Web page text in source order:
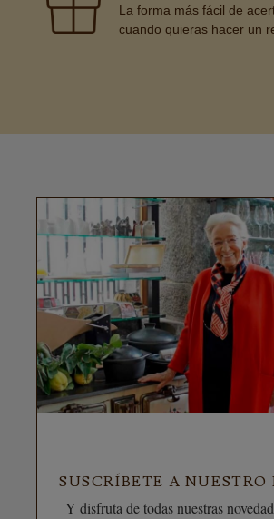
La forma más fácil de
cuando quieras hacer un
SUSCRÍBETE A NUESTRO
Y disfruta de todas nuestras